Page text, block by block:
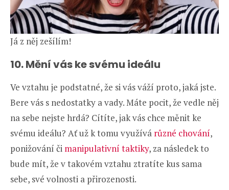
Já z něj zešílím!
10. Mění vás ke svému ideálu
Ve vztahu je podstatné, že si vás váží proto, jaká jste.
Bere vás s nedostatky a vady. Máte pocit, že vedle něj
na sebe nejste hrdá? Cítíte, jak vás chce měnit ke
svému ideálu? Ať už k tomu využívá různé chování,
ponižování či manipulativní taktiky, za následek to
bude mít, že v takovém vztahu ztratíte kus sama
sebe, své volnosti a přirozenosti.